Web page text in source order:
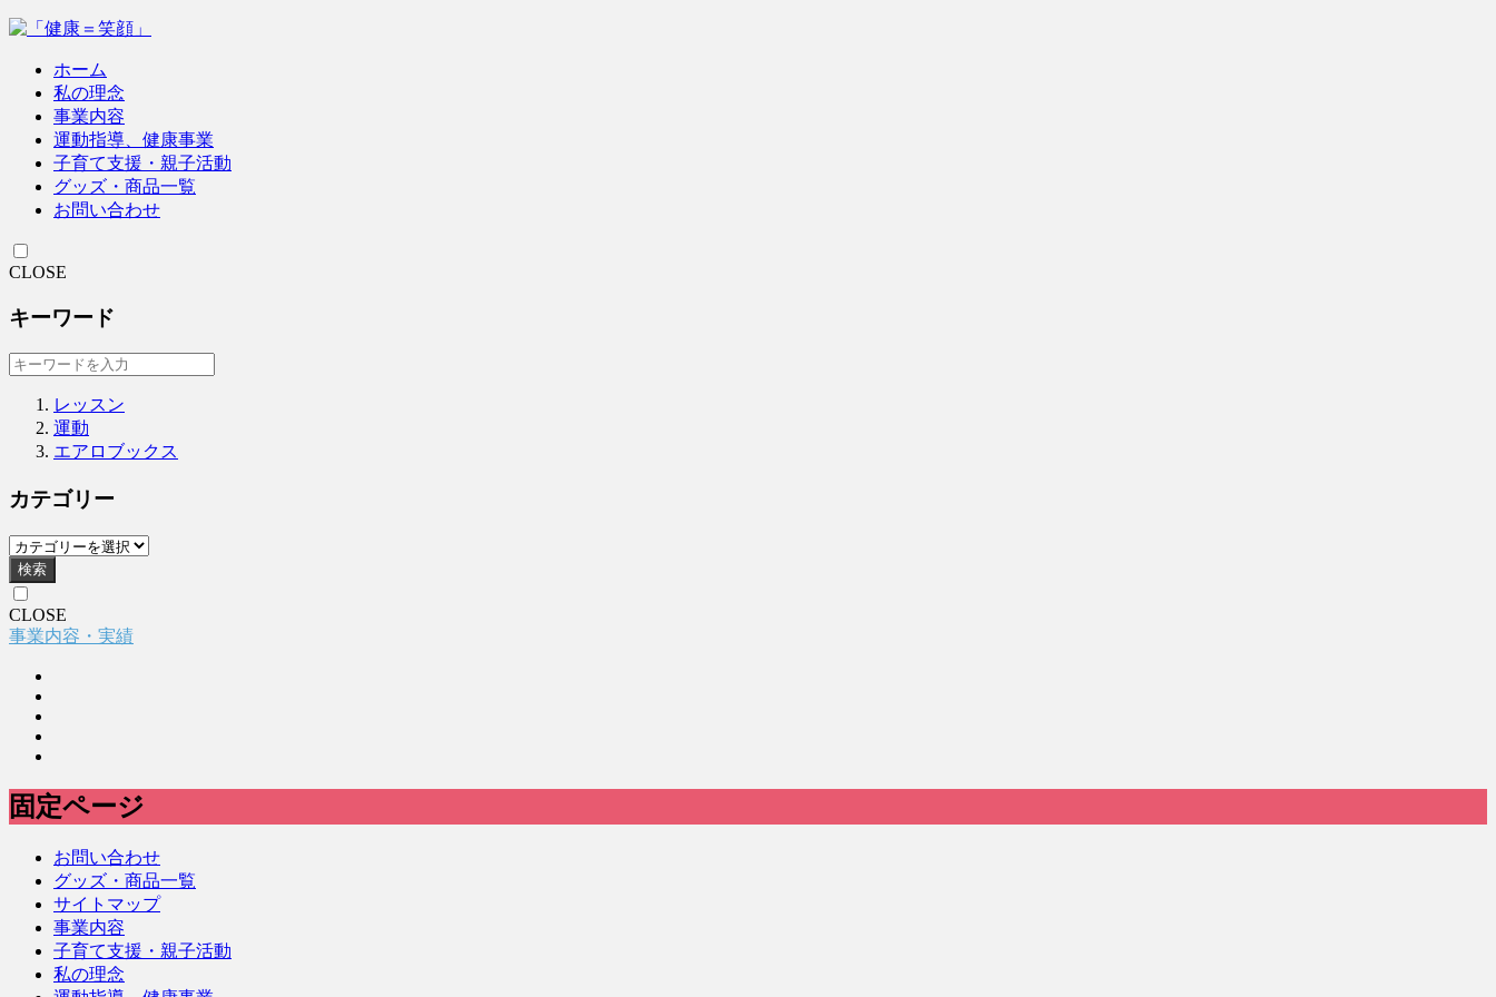
ホーム
私の理念
事業内容
運動指導、健康事業
子育て支援・親子活動
グッズ・商品一覧
お問い合わせ
CLOSE
キーワード
レッスン
運動
エアロブックス
カテゴリー
検索
CLOSE
事業内容・実績
固定ページ
お問い合わせ
グッズ・商品一覧
サイトマップ
事業内容
子育て支援・親子活動
私の理念